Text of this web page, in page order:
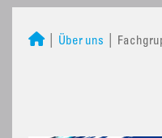
Über uns